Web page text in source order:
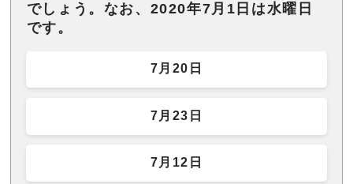
でしょう。なお、2020年7月1日は水曜日
です。
7月20日
7月23日
7月12日